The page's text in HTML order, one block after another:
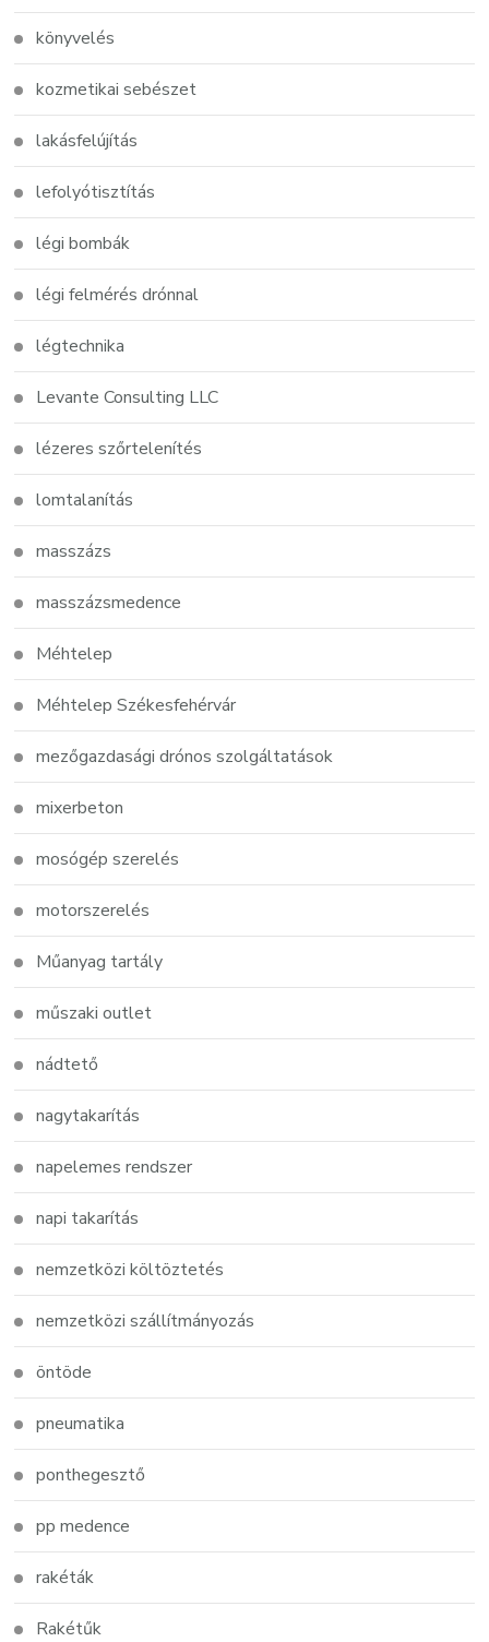
könyvelés
kozmetikai sebészet
lakásfelújítás
lefolyótisztítás
légi bombák
légi felmérés drónnal
légtechnika
Levante Consulting LLC
lézeres szőrtelenítés
lomtalanítás
masszázs
masszázsmedence
Méhtelep
Méhtelep Székesfehérvár
mezőgazdasági drónos szolgáltatások
mixerbeton
mosógép szerelés
motorszerelés
Műanyag tartály
műszaki outlet
nádtető
nagytakarítás
napelemes rendszer
napi takarítás
nemzetközi költöztetés
nemzetközi szállítmányozás
öntöde
pneumatika
ponthegesztő
pp medence
rakéták
Rakétűk